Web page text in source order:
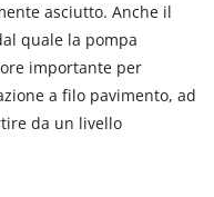
asciutto. Anche il
quale la pompa
importante per
a filo pavimento, ad
da un livello